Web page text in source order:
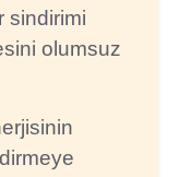
sindirimi
olumsuz